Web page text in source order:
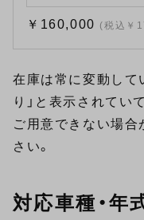
￥160,000 (税込￥
在庫は常に変動して
り」と表示されてい
ご用意できない場合
さい。
対応車種・年